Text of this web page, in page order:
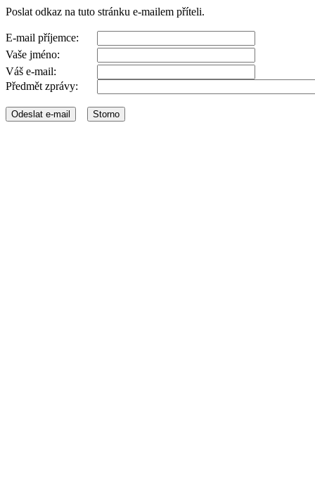
Poslat odkaz na tuto stránku e-mailem příteli.
E-mail příjemce:
Vaše jméno:
Váš e-mail:
Předmět zprávy: